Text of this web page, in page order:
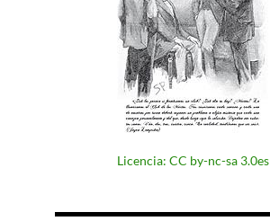
Licencia: CC by-nc-sa 3.0es